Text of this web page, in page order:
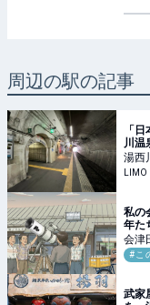
周辺の駅の記事
「
川温
くら
湯西
LIMO
私の
年た
会津
#こ
武家